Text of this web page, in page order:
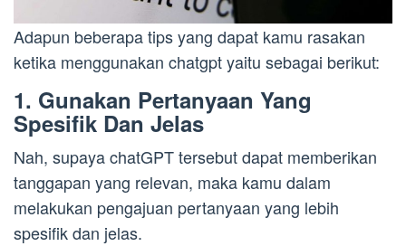
Adapun beberapa tips yang dapat kamu rasakan
ketika menggunakan chatgpt yaitu sebagai berikut:
1. Gunakan Pertanyaan Yang
Spesifik Dan Jelas
Nah, supaya chatGPT tersebut dapat memberikan
tanggapan yang relevan, maka kamu dalam
melakukan pengajuan pertanyaan yang lebih
spesifik dan jelas.